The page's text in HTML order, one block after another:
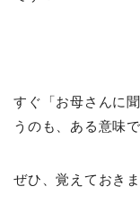
すぐ「お母さんに
うのも、ある意味
ぜひ、覚えておきま